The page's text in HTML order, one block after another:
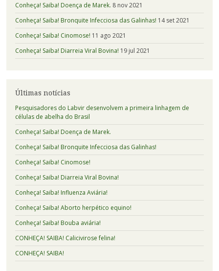
Conheça! Saiba! Doença de Marek. 8 nov 2021
Conheça! Saiba! Bronquite Infecciosa das Galinhas! 14 set 2021
Conheça! Saiba! Cinomose! 11 ago 2021
Conheça! Saiba! Diarreia Viral Bovina! 19 jul 2021
Últimas notícias
Pesquisadores do Labvir desenvolvem a primeira linhagem de
células de abelha do Brasil
Conheça! Saiba! Doença de Marek.
Conheça! Saiba! Bronquite Infecciosa das Galinhas!
Conheça! Saiba! Cinomose!
Conheça! Saiba! Diarreia Viral Bovina!
Conheça! Saiba! Influenza Aviária!
Conheça! Saiba! Aborto herpético equino!
Conheça! Saiba! Bouba aviária!
CONHEÇA! SAIBA! Calicivirose felina!
CONHEÇA! SAIBA!